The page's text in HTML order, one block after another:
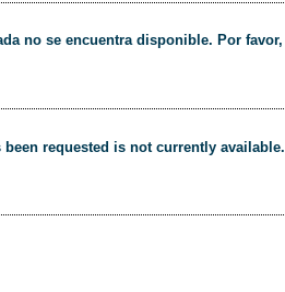
no se encuentra disponible. Por favor,
requested is not currently available.